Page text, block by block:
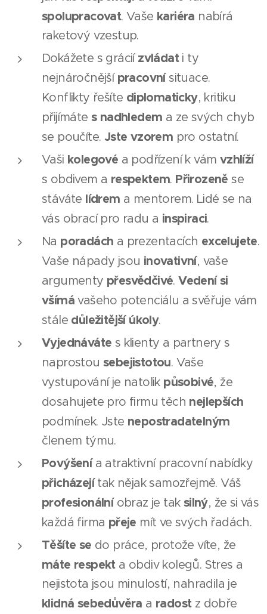
spolupracovat. Vaše kariéra nabírá
raketový vzestup.
Dokážete s grácií zvládat i ty
nejnáročnější pracovnísituace.
Konflikty řešíte diplomaticky, kritiku
přijímáte s nadhledem a ze svých chyb
se poučíte. Jste vzorem pro ostatní.
Vaši kolegové a podřízení k vám vzhlíží
s obdivem a respektem. Přirozeněse
stáváte lídrem a mentorem. Lidé se na
vás obrací pro radu a inspiraci.
Na poradách a prezentacích excelujete.
Vaše nápady jsou inovativní, vaše
argumenty přesvědčivé.Vedení si
všímá vašeho potenciálu a svěřuje vám
stále důležitější úkoly.
Vyjednáváte s klienty a partnery s
naprostousebejistotou. Vaše
vystupování je natolik působivé, že
dosahujete pro firmu těch nejlepších
podmínek. Jste nepostradatelným
členem týmu.
Povýšení a atraktivní pracovní nabídky
přicházejítak nějak samozřejmě. Váš
profesionálníobraz je tak silný, že si vás
každá firma přeje mít ve svých řadách.
Těšíte se do práce, protože víte, že
máte respekta obdiv kolegů. Stres a
nejistota jsou minulostí, nahradila je
klidná sebedůvěra a radost z dobře